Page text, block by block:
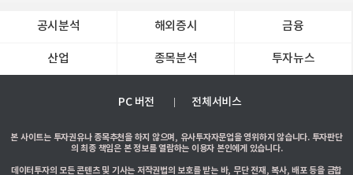
공시분석 해외증시 금융
산업 종목분석 투자뉴스
PC 버전 전체서비스
본 사이트는 투자권유나 종목추천을 하지 않으며, 유사투자자문업을 영위하지 않습니다. 투자판단
의 최종 책임은 본 정보를 열람하는 이용자 본인에게 있습니다.
데이터투자의 모든 콘텐츠 및 기사는 저작권법의 보호를 받는 바, 무단 전재, 복사, 배포 등을 금합